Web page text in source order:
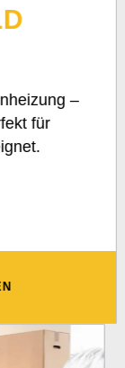
–
für